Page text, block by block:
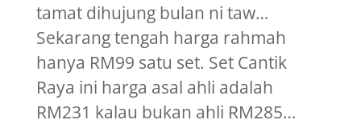
tamat dihujung bulan ni taw…
Sekarang tengah harga rahmah
hanya RM99 satu set. Set Cantik
Raya ini harga asal ahli adalah
RM231 kalau bukan ahli RM285…